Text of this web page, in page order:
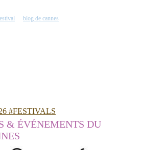
blog de cannes
#FESTIVALS
& ÉVÉNEMENTS DU